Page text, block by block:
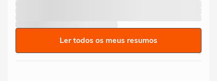
Ler todos os meus resumos